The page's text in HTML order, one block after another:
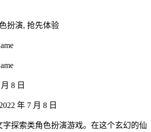
扮演, 抢先体验
8 日
年 7 月 8 日
探索类角色扮演游戏。在这个玄幻的仙